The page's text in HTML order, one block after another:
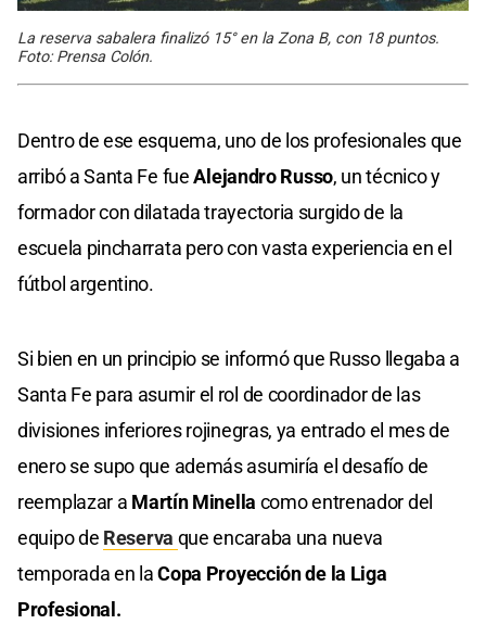
La reserva sabalera finalizó 15° en la Zona B, con 18 puntos.
Foto: Prensa Colón.
Dentro de ese esquema, uno de los profesionales que
arribó a Santa Fe fueAlejandro Russo, un técnico y
formador con dilatada trayectoria surgido de la
escuela pincharrata pero con vasta experiencia en el
fútbol argentino.
Si bien en un principio se informó que Russo llegaba a
Santa Fe para asumir el rol de coordinador de las
divisiones inferiores rojinegras, ya entrado el mes de
enero se supo que además asumiría el desafío de
reemplazar a Martín Minella como entrenador del
equipo de Reserva que encaraba una nueva
temporada en laCopa Proyección de la Liga
Profesional.